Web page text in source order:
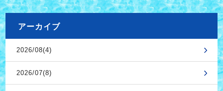
アーカイブ
2026/08(4)
2026/07(8)